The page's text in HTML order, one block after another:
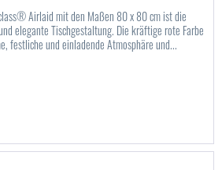
Airlaid mit den Maßen 80 x 80 cm ist die
elegante Tischgestaltung. Die kräftige rote Farbe
festliche und einladende Atmosphäre und...